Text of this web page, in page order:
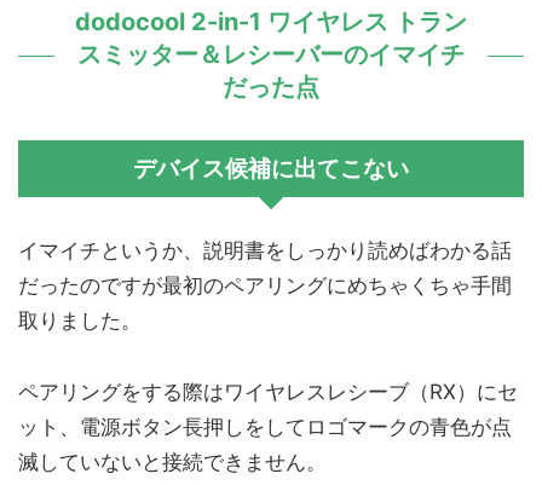
dodocool 2-in-1 ワイヤレス トラン
スミッター＆レシーバーのイマイチ
だった点
デバイス候補に出てこない
イマイチというか、説明書をしっかり読めばわかる話
だったのですが最初のペアリングにめちゃくちゃ手間
取りました。
ペアリングをする際はワイヤレスレシーブ（RX）にセ
ット、電源ボタン長押しをしてロゴマークの青色が点
滅していないと接続できません。